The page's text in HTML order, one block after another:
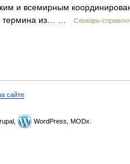
и всемирным
термина из… …
Словарь-
сайте
WordPress, MODx.